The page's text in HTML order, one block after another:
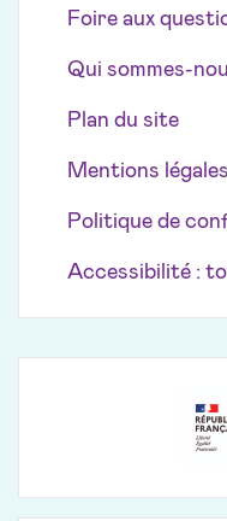
Foire aux
Qui sommes-
Plan du site
Mentions légales
Politique de
Accessibilité :